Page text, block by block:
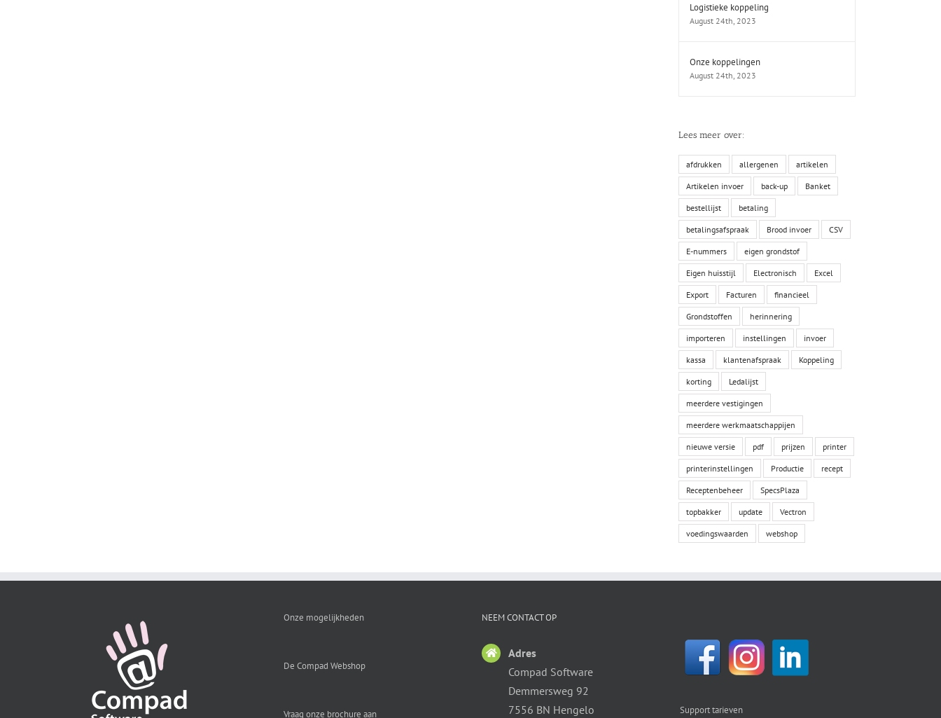
Logistieke koppeling
August 24th, 2023
Onze koppelingen
August 24th, 2023
Lees meer over:
afdrukken allergenen artikelen
Artikelen invoer back-up Banket
bestellijst betaling
betalingsafspraak Brood invoer CSV
E-nummers eigen grondstof
Eigen huisstijl Electronisch Excel
Export Facturen financieel
Grondstoffen herinnering
importeren instellingen invoer
kassa klantenafspraak Koppeling
korting Ledalijst
meerdere vestigingen
meerdere werkmaatschappijen
nieuwe versie pdf prijzen printer
printerinstellingen Productie recept
Receptenbeheer SpecsPlaza
topbakker update Vectron
voedingswaarden webshop
Onze mogelijkheden
De Compad Webshop
Vraag onze brochure aan
NEEM CONTACT OP
Adres
Compad Software
Demmersweg 92
7556 BN Hengelo
Support tarieven